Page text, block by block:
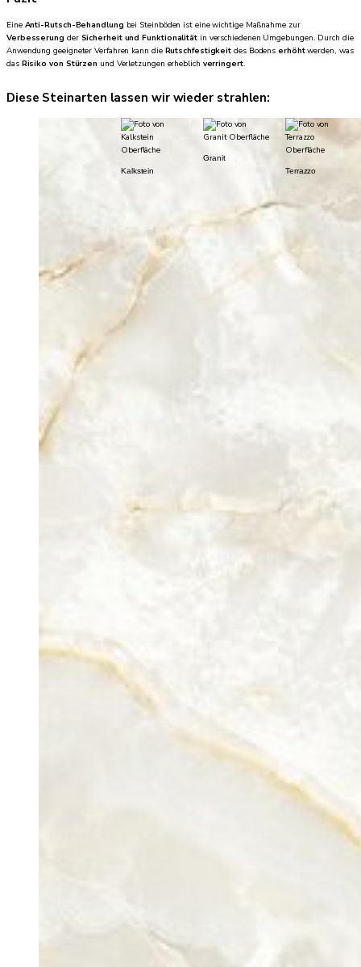
Eine Anti-Rutsch-Behandlung bei Steinböden ist eine wichtige Maßnahme zur
Verbesserung der Sicherheit und Funktionalitätin verschiedenen Umgebungen. Durch die
Anwendung geeigneter Verfahren kann die Rutschfestigkeit des Bodenserhöhtwerden, was
das Risiko von Stürzen und Verletzungen erheblich verringert.
Diese Steinarten lassen wir wieder strahlen:
Kalkstein
Granit
Terrazzo